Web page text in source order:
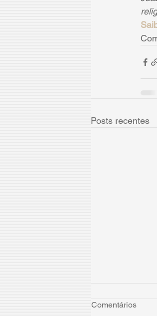
Posts recentes
Comentários